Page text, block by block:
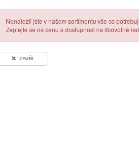
Nenalezli jste v našem sortimentu vše co
Zeptejte se na cenu a dostupnost na libovolné
ZAVŘI